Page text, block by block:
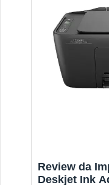
Review da
Deskjet Ink